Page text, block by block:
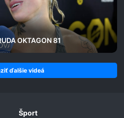
OKTAGON 81
ďalšie videá
Šport